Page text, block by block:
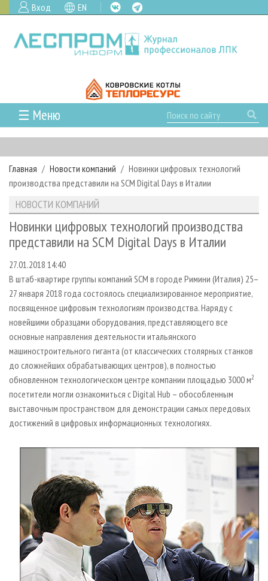
Вход EN
☰ Меню
ГЛАВНАЯ
РУБРИКИ И ТЕМЫ
РУБРИКИ ЖУРНАЛА
ЛЕСНОЕ ХОЗЯЙСТВО
ЛЕСОЗАГОТОВКА
ЛЕСОПИЛЕНИЕ
СУШКА ДРЕВЕСИНЫ
ПРОИЗВОДСТВО ДРЕВЕСНЫХ ПЛИТ
ДЕРЕВЯННОЕ ДОМОСТРОЕНИЕ
ПРОИЗВОДСТВО МЕБЕЛИ
БИОЭНЕРГЕТИКА
ЦБП
ИНСТРУМЕНТ И МАТЕРИАЛЫ
НОВОСТИ
КАЛЕНДАРЬ СОБЫТИЙ
НОВОСТИ ЛПК
НОВОСТИ ЖУРНАЛА
ПРОЕКТЫ ЛПИ
АНАЛИТИКА
ПРЕДПРИЯТИЯ ЛПК
ПЕРСОНЫ
МОБИЛЬНЫЕ ВЫСТАВКИ
ОФИЦИАЛЬНЫЕ ДЕЛЕГАЦИИ
ПРИОРИТЕТНЫЕ ИНВЕСТПРОЕКТЫ
RUSSIAN FORESTRY REVIEW
ГАЗЕТА ЛЕСПРОМФОРУМ
БИБЛИОТЕКА СПЕЦИАЛИСТА
АРХИВ ЖУРНАЛОВ
О ЖУРНАЛЕ
ПОДПИСКА
КОНТАКТЫ
РЕКЛАМОДАТЕЛЯМ
РЕКЛАМА
РЕКЛАМА НА САЙТЕ
Главная Новости компаний
Новинки цифровых технологий
производства представили на SCM Digital Days в Италии
НОВОСТИ КОМПАНИЙ
Новинки цифровых технологий производства
представили на SCM Digital Days в Италии
27.01.2018 14:40
В штаб-квартире группы компаний SCM в городе Римини (Италия) 25–
27 января 2018 года состоялось специализированное мероприятие,
посвященное цифровым технологиям производства. Наряду с
новейшими образцами оборудования, представляющего все
основные направления деятельности итальянского
машиностроительного гиганта (от классических столярных станков
до сложнейших обрабатывающих центров), в полностью
обновленном технологическом центре компании площадью 3000 м2
посетители могли ознакомиться с Digital Hub – обособленным
выставочным пространством для демонстрации самых передовых
достижений в цифровых информационных технологиях.